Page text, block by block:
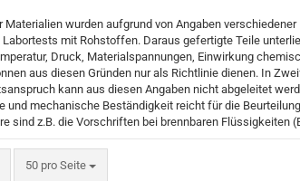
Materialien wurden aufgrund von Angaben
mit Rohstoffen. Daraus gefertigte Teile
Druck, Materialspannungen, Einwirkung
aus diesen Gründen nur als Richtlinie dienen. In
kann aus diesen Angaben nicht abgeleitet
und mechanische Beständigkeit reicht für die
sind z.B. die Vorschriften bei brennbaren Flüssigkeiten
50 pro Seite
pro Seite